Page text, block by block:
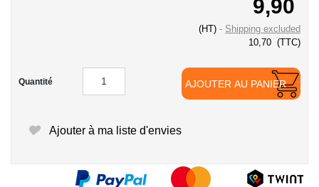
9,90
(HT)
Shipping excluded
10,70 (TTC)
Quantité AJOUTER AU PANIER
Ajouter à ma liste d'envies